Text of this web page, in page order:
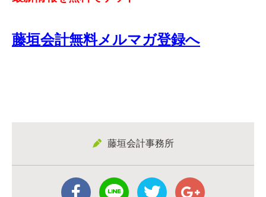
藤垣会計無料メルマガ登録へ
藤垣会計事務所